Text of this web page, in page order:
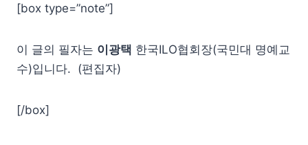
[box type=”note”]
이 글의 필자는 이광택 한국ILO협회장(국민대 명예교
수)입니다. (편집자)
[/box]